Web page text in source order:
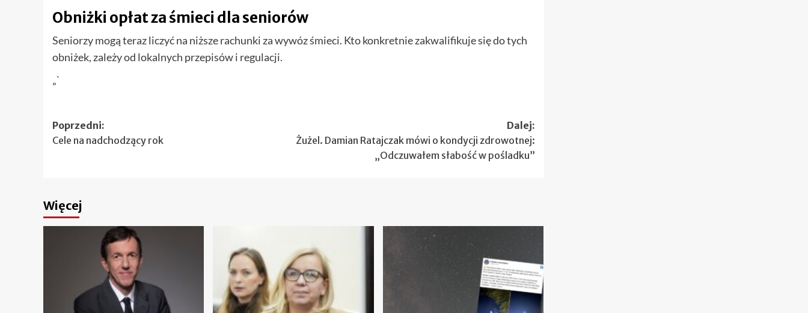
Obniżki opłat za śmieci dla seniorów
Seniorzy mogą teraz liczyć na niższe rachunki za wywóz śmieci. Kto konkretnie zakwalifikuje się do tych
obniżek, zależy od lokalnych przepisów i regulacji.
„`
Zobacz
wpisy
Poprzedni:
Cele na nadchodzący rok
Dalej:
Żużel. Damian Ratajczak mówi o kondycji zdrowotnej:
„Odczuwałem słabość w pośladku”
Więcej